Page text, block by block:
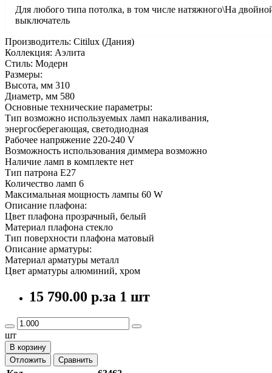
Для любого типа потолка, в том числе натяжного\На
выключатель
Производитель: Citilux (Дания)
Коллекция: Аэлита
Стиль: Модерн
Размеры:
Высота, мм 310
Диаметр, мм 580
Основные технические параметры:
Тип возможно используемых ламп накаливания,
энергосберегающая, светодиодная
Рабочее напряжение 220-240 V
Возможность использования диммера возможно
Наличие ламп в комплекте нет
Тип патрона E27
Количество ламп 6
Максимальная мощность лампы 60 W
Описание плафона:
Цвет плафона прозрачный, белый
Материал плафона стекло
Тип поверхности плафона матовый
Описание арматуры:
Материал арматуры металл
Цвет арматуры алюминий, хром
15 790.00 р.за 1 шт
шт
В корзину
Отложить
Сравнить